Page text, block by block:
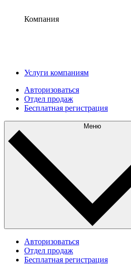
Компания
Услуги компаниям
Авторизоваться
Отдел продаж
Бесплатная регистрация
Меню
Авторизоваться
Отдел продаж
Бесплатная регистрация